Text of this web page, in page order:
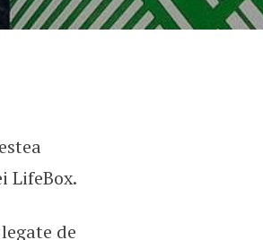
de viață sănătos
LifeBox.
de